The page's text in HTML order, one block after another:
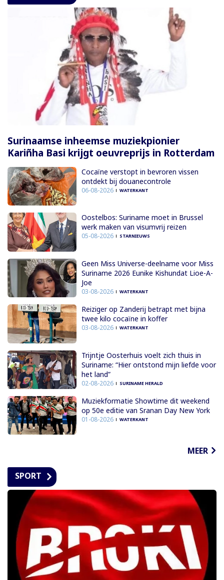
Surinaamse inheemse muziekpionier
Kariñha Basi krijgt oeuvreprijs in Rotterdam
Cocaïne verstopt in bevroren vissen
ontdekt bij douanecontrole
06-08-2026 WATERKANT
Oostelbos: Suriname moet in Brussel
werk maken van visumvrij reizen
05-08-2026 STARNIEUWS
Geen Miss Universe-deelname voor Miss
Suriname 2026 Eunike Kishundat Lioe-A-
Joe
03-08-2026 WATERKANT
Reiziger op Zanderij betrapt met bijna
twee kilo cocaïne in koffer
03-08-2026 WATERKANT
Trijntje Oosterhuis voelt zich thuis in
Suriname: “Hier ontstond mijn liefde voor
het land”
02-08-2026 SURINAME HERALD
Muziekformatie Showtime dit weekend
op 50e editie van Sranan Day New York
01-08-2026 WATERKANT
MEER
SPORT